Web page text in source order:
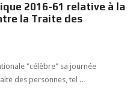
2016-61 relative à la
la Traite des
"célèbre" sa journée
des personnes, tel ...